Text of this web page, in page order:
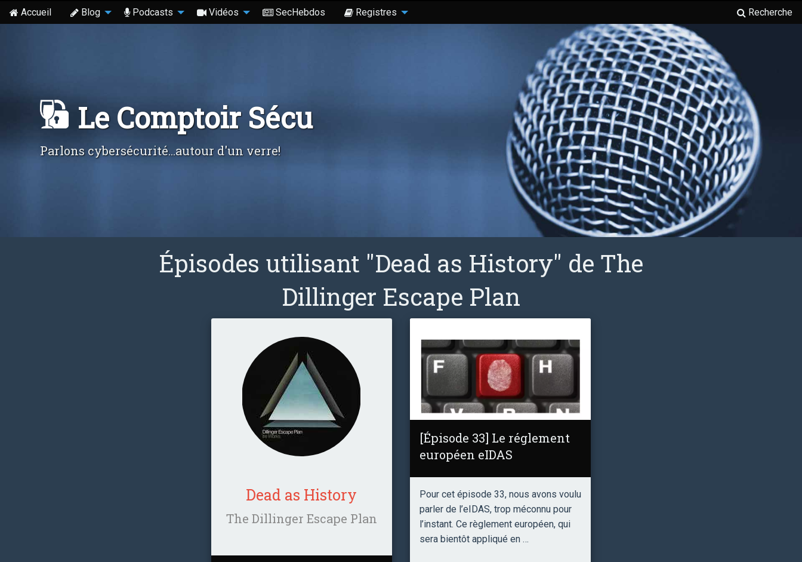
Accueil Blog Podcasts Vidéos SecHebdos Registres Recherche
Le Comptoir Sécu
Parlons cybersécurité...autour d'un verre!
Épisodes utilisant "Dead as History" de The
Dillinger Escape Plan
Dead as History
The Dillinger Escape Plan
[Épisode 33] Le réglement
européen eIDAS
Pour cet épisode 33, nous avons voulu
parler de l’eIDAS, trop méconnu pour
l’instant. Ce règlement européen, qui
sera bientôt appliqué en …